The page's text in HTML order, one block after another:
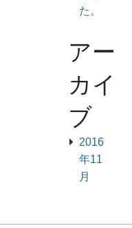
た。
アー
カイ
ブ
2016
年11
月